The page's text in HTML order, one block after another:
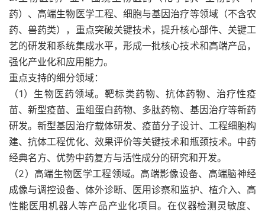
药）、高端生物医学工程、细胞与基因治疗等领域（不含农
药、兽药类），重点突破关键技术，提升核心部件、关键工
艺的研发和系统集成水平，形成一批核心技术和高端产品，
强化产业化和应用能力。
重点支持的细分领域：
（1）生物医药领域。靶标类药物、抗体药物、治疗性疫
苗、新型疫苗、重组蛋白药物、多肽药物、基因治疗等新药
研发。新型基因治疗载体研发、疫苗分子设计、工程细胞构
建、抗体工程优化、效果评价等关键技术和瓶颈技术。中药
经典名方、优势中药复方与活性成分的研究和开发。
（2）高端生物医学工程领域。高端影像设备、高端脑神经
成像与调控设备、体外诊断、医用诊察和监护、植介入、高
性能医用机器人等产品产业化项目。在仪器检测灵敏度、